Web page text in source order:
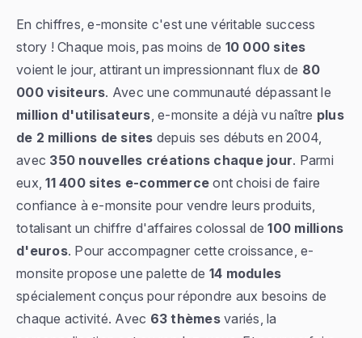
En chiffres, e-monsite c'est une véritable success
story ! Chaque mois, pas moins de 10 000 sites
voient le jour, attirant un impressionnant flux de 80
000 visiteurs. Avec une communauté dépassant le
million d'utilisateurs, e-monsite a déjà vu naître plus
de 2 millions de sites depuis ses débuts en 2004,
avec 350 nouvelles créations chaque jour. Parmi
eux,11 400 sites e-commerce ont choisi de faire
confiance à e-monsite pour vendre leurs produits,
totalisant un chiffre d'affaires colossal de100 millions
d'euros. Pour accompagner cette croissance, e-
monsite propose une palette de 14 modules
spécialement conçus pour répondre aux besoins de
chaque activité. Avec 63 thèmesvariés, la